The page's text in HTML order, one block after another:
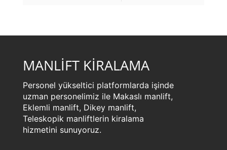
MANLİFT KİRALAMA
Personel yükseltici platformlarda işinde
uzman personelimiz ile Makaslı manlift,
Eklemli manlift, Dikey manlift,
Teleskopik manliftlerin kiralama
hizmetini sunuyoruz.